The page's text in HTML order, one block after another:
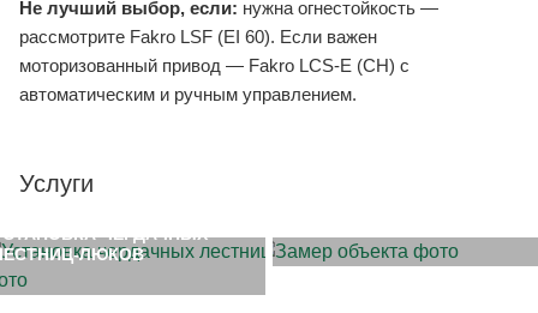
Не лучший выбор, если: нужна огнестойкость —
рассмотрите Fakro LSF (EI 60). Если важен
моторизованный привод — Fakro LCS-E (CH) с
автоматическим и ручным управлением.
Услуги
ЧЕРДАЧНЫХ
ЛЮКОВ